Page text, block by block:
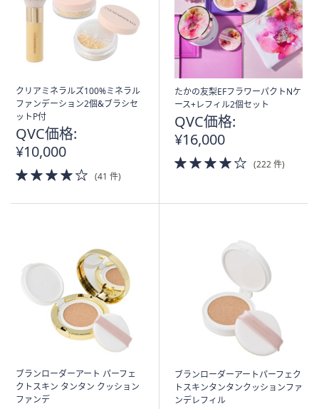
クリアミネラルズ100%ミネラル
ファンデーション2個&ブラシセ
ットP付
QVC価格:
¥10,000
4.0
of
(41 件)
たかの友梨EFフラワーパクトNケ
ース+レフィル2個セット
QVC価格:
¥16,000
4.0
of
(222 件)
ブランローダーアート パーフェ
クトスキン タンタン クッション
ファンデ
ブランローダーアートパーフェク
トスキンタンタンクッションファ
ンデレフィル